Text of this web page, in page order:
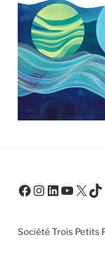
Facebook
Instagram
LinkedIn
X
Société Trois Petits